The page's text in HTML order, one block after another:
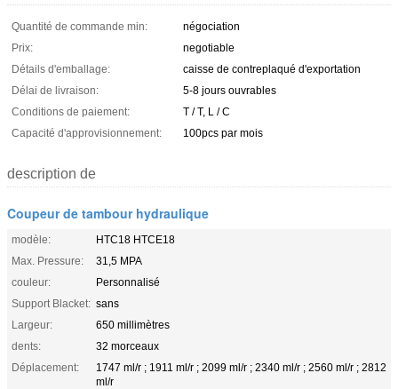
Quantité de commande min:
négociation
Prix:
negotiable
Détails d'emballage:
caisse de contreplaqué d'exportation
Délai de livraison:
5-8 jours ouvrables
Conditions de paiement:
T / T, L / C
Capacité d'approvisionnement:
100pcs par mois
description de
Coupeur de tambour hydraulique
modèle:
HTC18 HTCE18
Max. Pressure:
31,5 MPA
couleur:
Personnalisé
Support Blacket: sans
Largeur:
650 millimètres
dents:
32 morceaux
Déplacement:
1747 ml/r ; 1911 ml/r ; 2099 ml/r ; 2340 ml/r ; 2560 ml/r ; 2812
ml/r